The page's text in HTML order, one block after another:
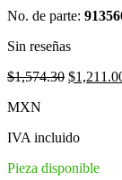
No. de parte:
Sin reseñas
$1,574.30 Original
$
MXN
IVA incluido
Pieza disponible